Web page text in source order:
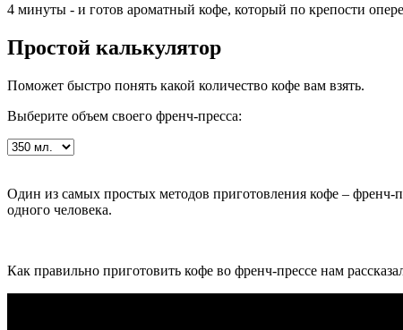
4 минуты - и готов ароматный кофе, который по крепости
Простой калькулятор
Поможет быстро понять какой количество кофе вам взять.
Выберите объем своего френч-пресса:
Один из самых простых методов приготовления кофе – френч-
одного человека.
Как правильно приготовить кофе во френч-прессе нам